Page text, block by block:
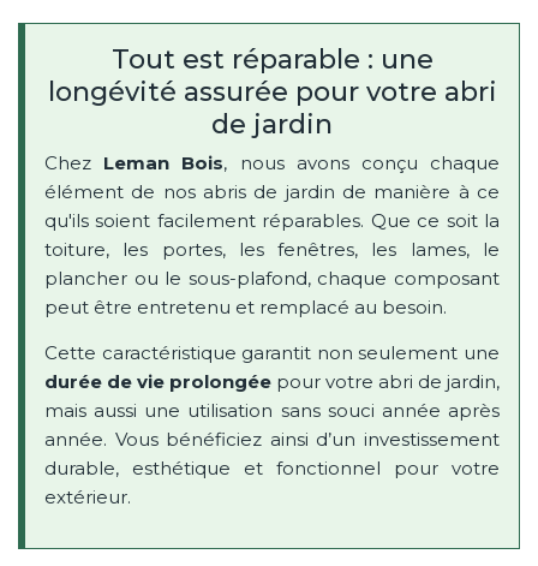
Tout est réparable : une
longévité assurée pour votre abri
de jardin
Chez Leman Bois, nous avons conçu chaque
élément de nos abris de jardin de manière à ce
qu'ils soient facilement réparables. Que ce soit la
toiture, les portes, les fenêtres, les lames, le
plancher ou le sous-plafond, chaque composant
peut être entretenu et remplacé au besoin.
Cette caractéristique garantit non seulement une
durée de vie prolongée pour votre abri de jardin,
mais aussi une utilisation sans souci année après
année. Vous bénéficiez ainsi d’un investissement
durable, esthétique et fonctionnel pour votre
extérieur.